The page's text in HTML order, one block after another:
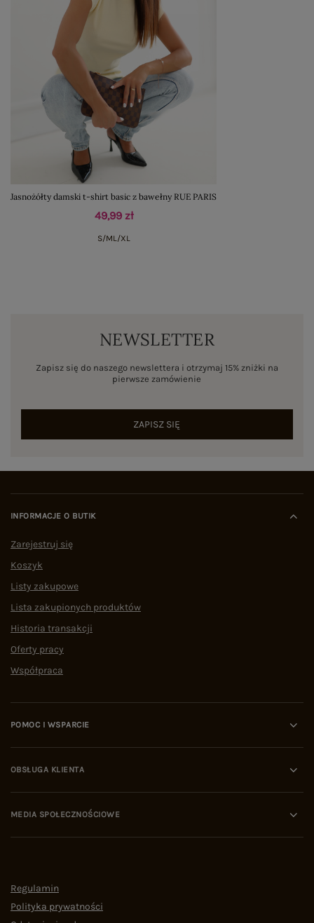
Jasnożółty damski t-shirt basic z bawełny RUE PARIS
49,99 zł
S/ML/XL
NEWSLETTER
Zapisz się do naszego newslettera i otrzymaj 15% zniżki na
pierwsze zamówienie
ZAPISZ SIĘ
INFORMACJE O BUTIK
Zarejestruj się
Koszyk
Listy zakupowe
Lista zakupionych produktów
Historia transakcji
Oferty pracy
Współpraca
POMOC I WSPARCIE
OBSŁUGA KLIENTA
MEDIA SPOŁECZNOŚCIOWE
Regulamin
Polityka prywatności